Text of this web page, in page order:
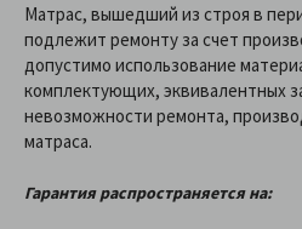
Матрас, вышедший из строя в
подлежит ремонту за счет
допустимо использование
комплектующих, эквивалентных
невозможности ремонта,
матраса.
Гарантия распространяется на: